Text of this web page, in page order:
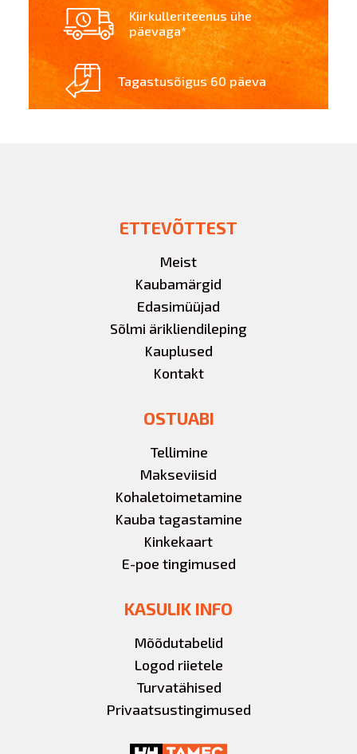
Kiirkulleriteenus ühe
päevaga*
Tagastusõigus 60 päeva
ETTEVÕTTEST
Meist
Kaubamärgid
Edasimüüjad
Sõlmi ärikliendileping
Kauplused
Kontakt
OSTUABI
Tellimine
Makseviisid
Kohaletoimetamine
Kauba tagastamine
Kinkekaart
E-poe tingimused
KASULIK INFO
Mõõdutabelid
Logod riietele
Turvatähised
Privaatsustingimused